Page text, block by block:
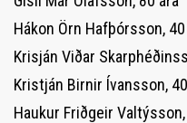
Hákon Örn Hafþórsson, 40
Krisján Viðar
Kristján Birnir Ívansson,
Haukur Friðgeir